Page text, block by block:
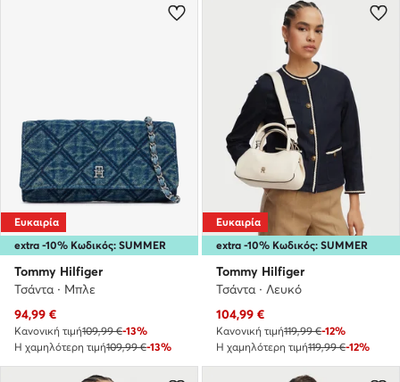
extra -10% Κωδικός: SUMMER
Ευκαιρία
Tommy Hilfiger
Τσάντα · Μπλε
Τρέχουσα τιμή
94,99 €
Κανονική τιμή109,99 €-13%
Η χαμηλότερη τιμή109,99 €-13%
extra -10% Κωδικός: SUMMER
Ευκαιρία
Tommy Hilfiger
Τσάντα · Λευκό
Τρέχουσα τιμή
104,99 €
Κανονική τιμή119,99 €-12%
Η χαμηλότερη τιμή119,99 €-12%